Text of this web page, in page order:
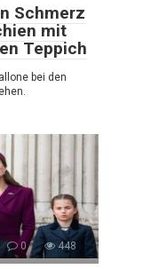
Schmerz
mit
Teppich
bei den
0 448